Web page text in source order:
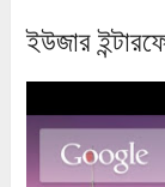
ইউজার